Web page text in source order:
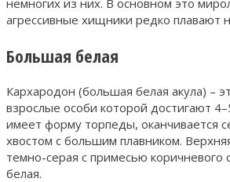
агрессивные хищники редко плавают
Большая белая
Кархародон (большая белая акула) –
взрослые особи которой достигают
имеет форму торпеды, оканчивается
хвостом с большим плавником.
темно-серая с примесью коричневого
белая.